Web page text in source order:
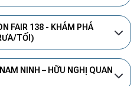
FAIR 138 - KHÁM PHÁ
TỐI)
NINH – HỮU NGHỊ QUAN